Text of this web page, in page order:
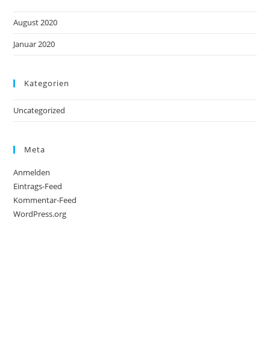
August 2020
Januar 2020
Kategorien
Uncategorized
Meta
Anmelden
Eintrags-Feed
Kommentar-Feed
WordPress.org